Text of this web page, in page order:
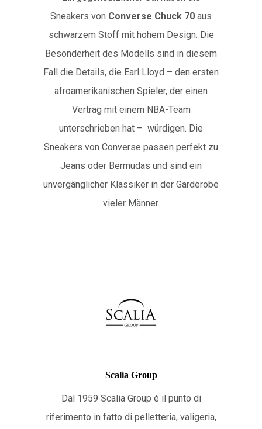
Sneakers von Converse Chuck 70 aus
schwarzem Stoff mit hohem Design. Die
Besonderheit des Modells sind in diesem
Fall die Details, die Earl Lloyd – den ersten
afroamerikanischen Spieler, der einen
Vertrag mit einem NBA-Team
unterschrieben hat – würdigen. Die
Sneakers von Converse passen perfekt zu
Jeans oder Bermudas und sind ein
unvergänglicher Klassiker in der Garderobe
vieler Männer.
Scalia Group
Dal 1959 Scalia Group è il punto di
riferimento in fatto di pelletteria, valigeria,